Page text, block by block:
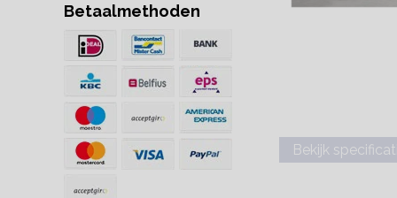
Betaalmethoden
Bekijk